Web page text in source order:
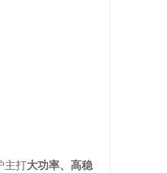
主打大功率、高稳